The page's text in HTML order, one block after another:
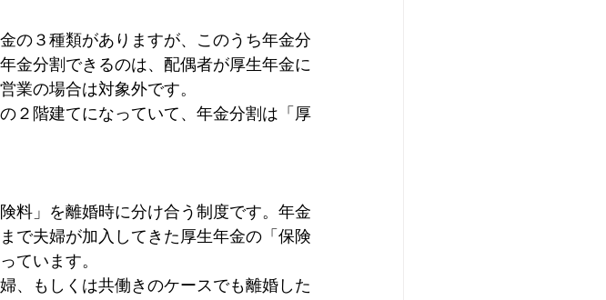
の３種類がありますが、このうち年金分
金分割できるのは、配偶者が厚生年金に
業の場合は対象外です。
２階建てになっていて、年金分割は「厚
料」を離婚時に分け合う制度です。年金
で夫婦が加入してきた厚生年金の「保険
ています。
、もしくは共働きのケースでも離婚した